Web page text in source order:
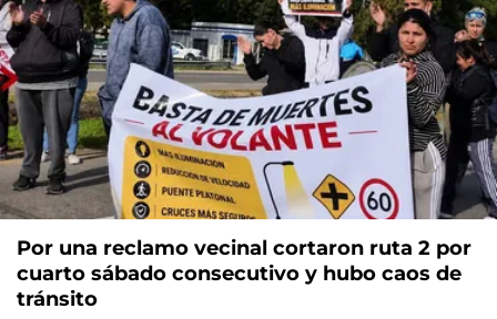
Por una reclamo vecinal cortaron ruta 2 por
cuarto sábado consecutivo y hubo caos de
tránsito